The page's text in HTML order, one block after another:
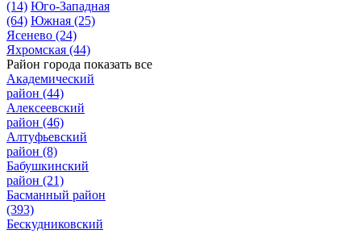
(14) Юго-Западная
(64) Южная (25)
Ясенево (24)
Яхромская (44)
Район города показать все
Академический
район (44)
Алексеевский
район (46)
Алтуфьевский
район (8)
Бабушкинский
район (21)
Басманный район
(393)
Бескудниковский